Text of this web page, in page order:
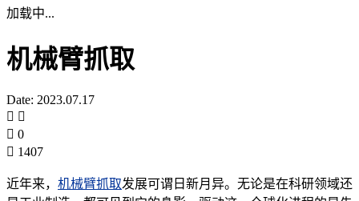
加载中...
机械臂抓取
Date: 2023.07.17
0
1407
近年来， 机械臂抓取发展可谓日新月异。无论是在科研领域还